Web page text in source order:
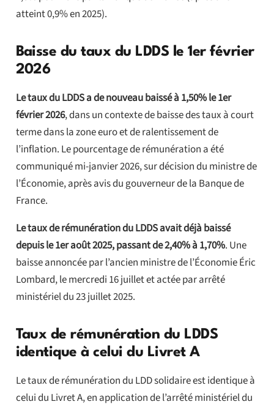
atteint 0,9% en 2025).
Baisse du taux du LDDS le 1er février
2026
Le taux du LDDS a de nouveau baissé à 1,50% le 1er
février 2026, dans un contexte de baisse des taux à court
terme dans la zone euro et de ralentissement de
l’inflation. Le pourcentage de rémunération a été
communiqué mi-janvier 2026, sur décision du ministre de
l’Économie, après avis du gouverneur de la Banque de
France.
Le taux de rémunération du LDDS avait déjà baissé
depuis le 1er août 2025, passant de 2,40% à 1,70%. Une
baisse annoncée par l’ancien ministre de l’Économie Éric
Lombard, le mercredi 16 juillet et actée par arrêté
ministériel du 23 juillet 2025.
Taux de rémunération du LDDS
identique à celui du Livret A
Le taux de rémunération du LDD solidaire est identique à
celui du Livret A, en application de l’arrêté ministériel du